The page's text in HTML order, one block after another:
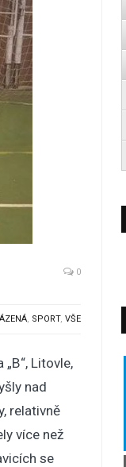
0
, SPORT,VŠE
Litovle,
nad
relativně
více než
se